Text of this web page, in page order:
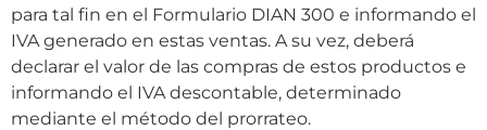
para tal fin en el Formulario DIAN 300 e informando el
IVA generado en estas ventas. A su vez, deberá
declarar el valor de las compras de estos productos e
informando el IVA descontable, determinado
mediante el método del prorrateo.